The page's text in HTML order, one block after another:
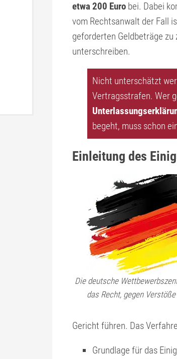
etwa 200 Euro bei. Dabei
vom Rechtsanwalt der Fall
geforderten Geldbeträge zu
unterschreiben.
Nicht unterschätzt
Vertragsstrafen. Wer
begeht, muss schon
Einleitung des
Die deutsche
das Recht, gegen
Gericht führen. Das
Grundlage für das